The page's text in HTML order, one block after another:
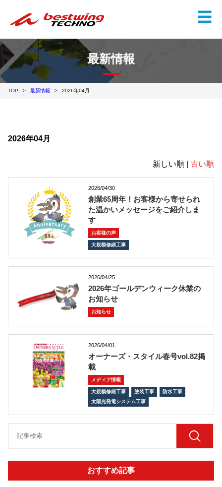
☰
✕
最新情報
TOP 最新情報 2026年04月
2026年04月
新しい順 | 古い順
2026/04/30
創業65周年！お客様から寄せられ
た温かいメッセージをご紹介しま
す
お客様の声
大規模修繕工事
2026/04/25
2026年ゴールデンウィーク休業の
お知らせ
お知らせ
2026/04/01
オーナーズ・スタイル春号vol.82掲
載
メディア情報
大規模修繕工事 塗装工事
防水工事
太陽光発電システム工事
おすすめ記事